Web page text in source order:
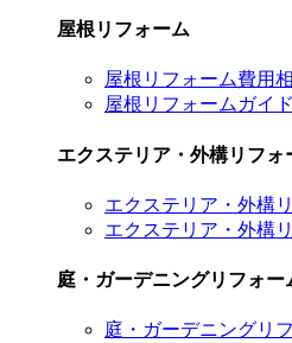
屋根リフォーム
屋根リフォーム費用
屋根リフォームガイド
エクステリア・外構リフォ
エクステリア・外構
エクステリア・外構
庭・ガーデニングリフォー
庭・ガーデニングリ